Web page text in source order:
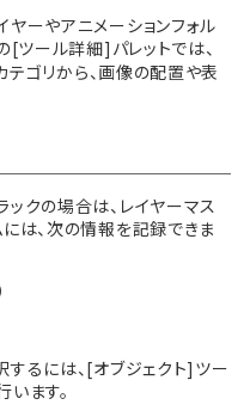
ーやアニメーションフォル
ツール詳細]パレットでは、
テゴリから、画像の配置や表
クの場合は、レイヤーマス
は、次の情報を記録できま
するには、[オブジェクト]ツー
ます。